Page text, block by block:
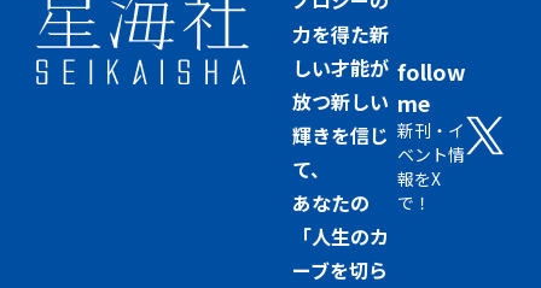
力を得た新
しい才能が
放つ新しい
輝きを信じ
て、
あなたの
「人生のカ
ーブを切ら
follow
me
新刊・イ
ベント情
報をX
で！